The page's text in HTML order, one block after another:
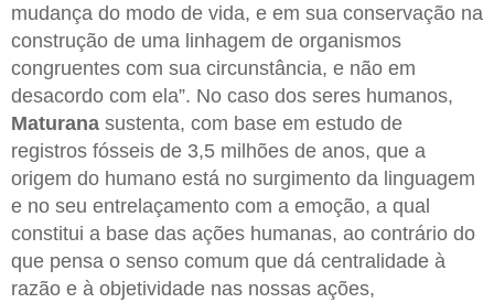
mudança do modo de vida, e em sua conservação na
construção de uma linhagem de organismos
congruentes com sua circunstância, e não em
desacordo com ela”. No caso dos seres humanos,
Maturana sustenta, com base em estudo de
registros fósseis de 3,5 milhões de anos, que a
origem do humano está no surgimento da linguagem
e no seu entrelaçamento com a emoção, a qual
constitui a base das ações humanas, ao contrário do
que pensa o senso comum que dá centralidade à
razão e à objetividade nas nossas ações,